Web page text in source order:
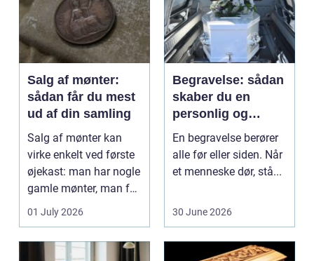
Salg af mønter:
sådan får du mest
ud af din samling
Salg af mønter kan
virke enkelt ved første
øjekast: man har nogle
gamle mønter, man får
dem vurderet...
01 July 2026
Begravelse: sådan
skaber du en
personlig og
respektfuld afsked
En begravelse berører
alle før eller siden. Når
et menneske dør, stå...
30 June 2026